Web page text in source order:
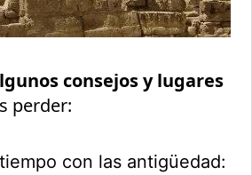
consejos y lugares
perder:
con las antigüedad: